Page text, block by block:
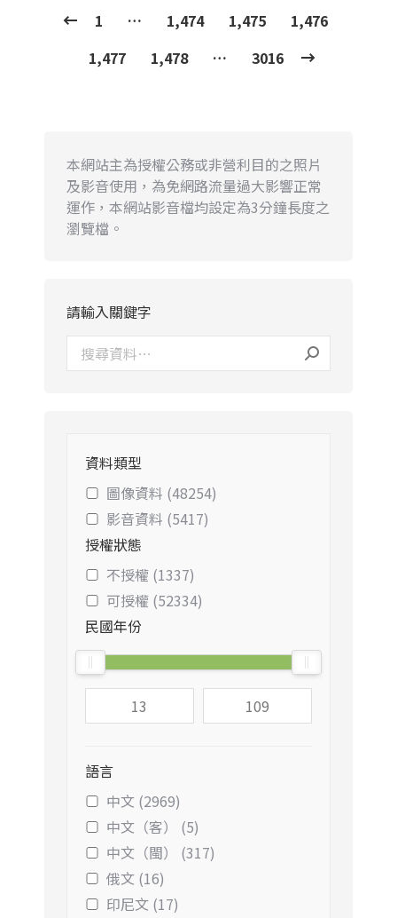
1 … 1,474 1,475
1,476
1,477
1,478 … 3016
本網站主為授權公務或非營利目的之照片
及影音使用，為免網路流量過大影響正常
運作，本網站影音檔均設定為3分鐘長度之
瀏覽檔。
請輸入關鍵字
資料類型
圖像資料 (48254)
影音資料 (5417)
授權狀態
不授權 (1337)
可授權 (52334)
民國年份
語言
中文 (2969)
中文（客） (5)
中文（閩） (317)
俄文 (16)
印尼文 (17)